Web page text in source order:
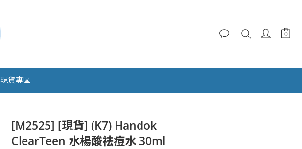
現貨專區
[M2525] [現貨] (K7) Handok
ClearTeen 水楊酸祛痘水 30ml